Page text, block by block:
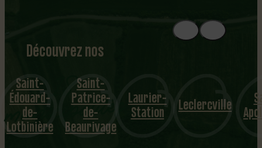
Découvrez nos
1
8
mu
nicipalités
Saint-
Patrice-
de-
Beaurivage
Laurier-
Station Leclercville Saint-
Apollinaire